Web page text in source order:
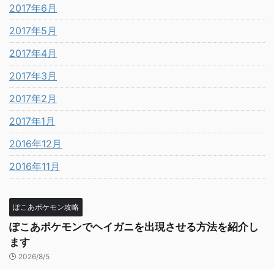
2017年6月
2017年5月
2017年4月
2017年3月
2017年2月
2017年1月
2016年12月
2016年11月
ぽこあポケモン攻略
ぽこあポケモンでヘイガニを出現させる方法を紹介し
ます
2026/8/5